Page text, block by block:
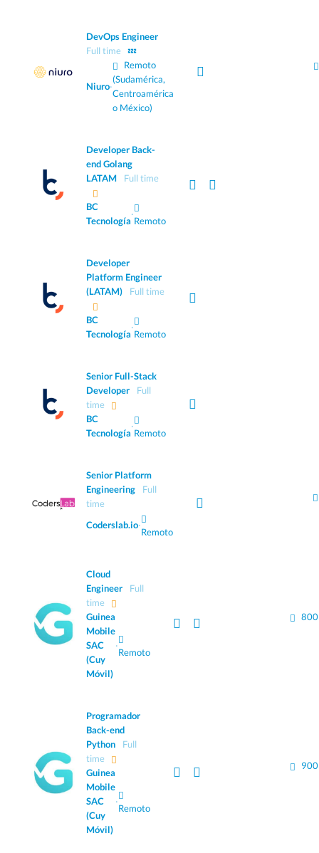
DevOps Engineer
Full time
💤
Niuro·
Remoto
(Sudamérica,
Centroamérica
o México)
Developer Back-
end Golang
LATAM
Full time
BC
Tecnología
·
Remoto
Developer
Platform Engineer
(LATAM)
Full time
BC
Tecnología
·
Remoto
Senior Full-Stack
Developer
Full
time
BC
Tecnología
·
Remoto
Senior Platform
Engineering
Full
time
Coderslab.io·
Remoto
Cloud
Engineer
Full
time
Guinea
Mobile
SAC
(Cuy
Móvil)
·
Remoto
Programador
Back-end
Python
Full
time
Guinea
Mobile
SAC
(Cuy
Móvil)
·
Remoto